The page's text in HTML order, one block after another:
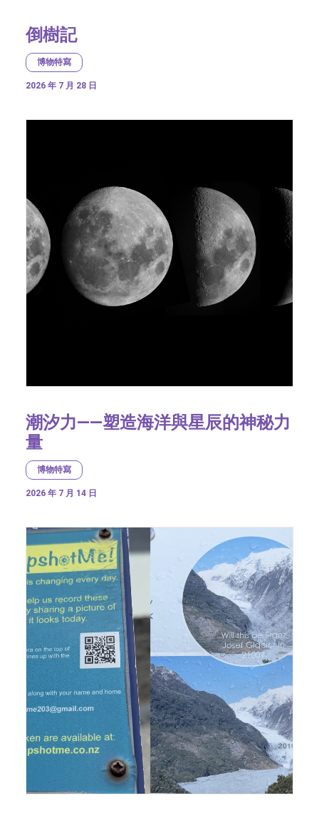
倒樹記
博物特寫
2026 年 7 月 28 日
潮汐力——塑造海洋與星辰的神秘力
量
博物特寫
2026 年 7 月 14 日